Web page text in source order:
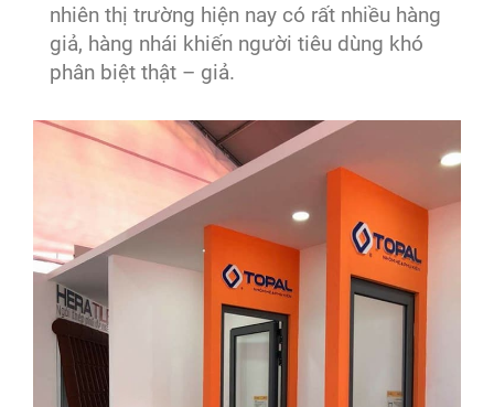
nhiên thị trường hiện nay có rất nhiều hàng
giả, hàng nhái khiến người tiêu dùng khó
phân biệt thật – giả.